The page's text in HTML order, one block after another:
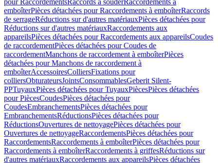
pour RaccordementsRaccords à souderRaccordements à
emboîterPièces détachées pour Raccordements à emboîterRaccords
de serrageRéductions sur d'autres matériauxPièces détachées pour
Réductions sur d'autres matériauxRaccordements aux
appareilsPièces détachées pour Raccordements aux appareilsCoudes
de raccordementPièces détachées pour Coudes de
raccordementManchons de raccordement à emboîterPièces
détachées pour Manchons de raccordement à
emboîterAccessoiresColliersFixations pour
colliersObturateursJointsConsommablesGeberit Silent-
PPTuyauxPièces détachées pour TuyauxPiècesPièces détachées
pour PiècesCoudesPièces détachées pour
CoudesEmbranchementsPièces détachées pour
EmbranchementsRéductionsPièces détachées pour
RéductionsOuvertures de nettoyagePièces détachées pour
Ouvertures de nettoyageRaccordementsPièces détachées pour
RaccordementsRaccordements à emboîterPièces détachées pour
Raccordements à emboîterRaccordements à griffesRéductions sur
d'autres matériauxRaccordements aux appareilsPièces détachées